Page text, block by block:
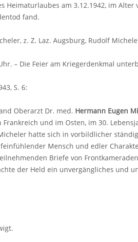
am 3.12.1942, im Alter
fand.
z. Z. Laz. Augsburg, Rudolf
– Die Feier am Kriegerdenkmal
S. 6:
Oberarzt Dr. med. Hermann Eugen
und im Osten, im 30.
hatte sich in vorbildlicher
Mensch und edler
Briefe von
der Held ein unvergängliches und